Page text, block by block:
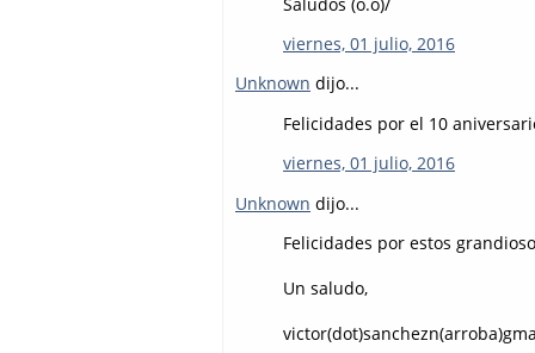
viernes, 01 julio, 2016
Unknown dijo...
Felicidades por el 10
viernes, 01 julio, 2016
Unknown dijo...
Felicidades por estos
Un saludo,